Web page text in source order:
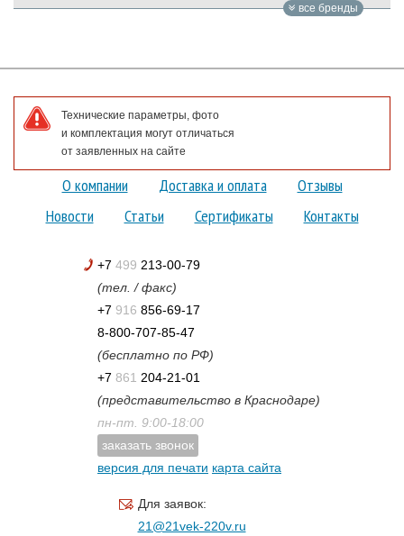
все бренды
Технические параметры, фото
и комплектация могут отличаться
от заявленных на сайте
О компании Доставка и оплата
Отзывы
Новости
Статьи Сертификаты Контакты
+7 499 213-00-79
(тел. / факс)
+7 916 856-69-17
8-800-707-85-47
(бесплатно по РФ)
+7 861 204-21-01
(представительство в Краснодаре)
пн-пт. 9:00-18:00
заказать звонок
версия для печати карта сайта
Для заявок:
21@21vek-220v.ru